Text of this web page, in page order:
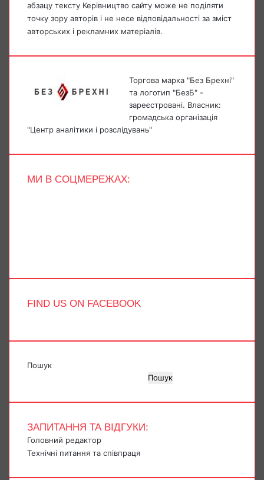
абзацу тексту Керівництво сайту може не поділяти
точку зору авторів і не несе відповідальності за зміст
авторських і рекламних матеріалів.
Торгова марка "Без Брехні"
та логотип "БезБ" -
зареєстровані. Власник:
громадська організація
"Центр аналітики і розслідувань"
МИ В СОЦМЕРЕЖАХ:
FIND US ON FACEBOOK
Пошук
Пошук
ЗАПИТАННЯ ТА ВІДГУКИ:
Головний редактор
Технічні питання та співпраця